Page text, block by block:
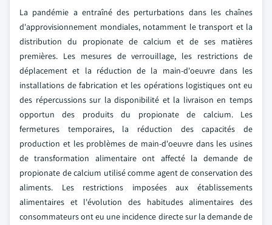
La pandémie a entraîné des perturbations dans les chaînes
d'approvisionnement mondiales, notamment le transport et la
distribution du propionate de calcium et de ses matières
premières. Les mesures de verrouillage, les restrictions de
déplacement et la réduction de la main-d'oeuvre dans les
installations de fabrication et les opérations logistiques ont eu
des répercussions sur la disponibilité et la livraison en temps
opportun des produits du propionate de calcium. Les
fermetures temporaires, la réduction des capacités de
production et les problèmes de main-d'oeuvre dans les usines
de transformation alimentaire ont affecté la demande de
propionate de calcium utilisé comme agent de conservation des
aliments. Les restrictions imposées aux établissements
alimentaires et l'évolution des habitudes alimentaires des
consommateurs ont eu une incidence directe sur la demande de